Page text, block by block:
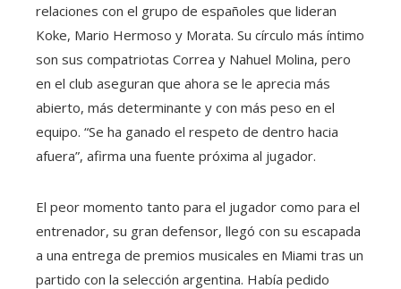
relaciones con el grupo de españoles que lideran
Koke, Mario Hermoso y Morata. Su círculo más íntimo
son sus compatriotas Correa y Nahuel Molina, pero
en el club aseguran que ahora se le aprecia más
abierto, más determinante y con más peso en el
equipo. “Se ha ganado el respeto de dentro hacia
afuera”, afirma una fuente próxima al jugador.
El peor momento tanto para el jugador como para el
entrenador, su gran defensor, llegó con su escapada
a una entrega de premios musicales en Miami tras un
partido con la selección argentina. Había pedido